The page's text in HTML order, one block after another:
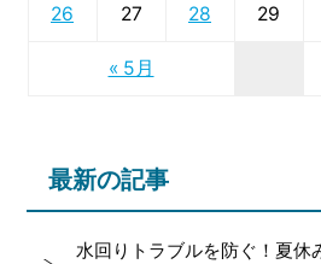
« 5月
26 27 28 29
最新の記事
水回りトラブルを防ぐ！夏休